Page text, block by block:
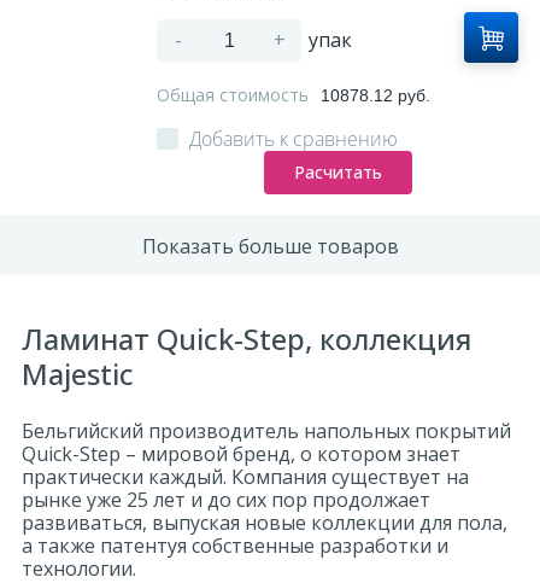
- + упак
Общая стоимость 10878.12 руб.
Добавить к сравнению
Расчитать
Показать больше товаров
Ламинат Quick-Step, коллекция
Majestic
Бельгийский производитель напольных покрытий
Quick-Step – мировой бренд, о котором знает
практически каждый. Компания существует на
рынке уже 25 лет и до сих пор продолжает
развиваться, выпуская новые коллекции для пола,
а также патентуя собственные разработки и
технологии.